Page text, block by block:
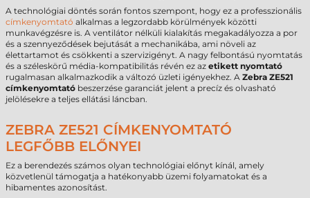
A technológiai döntés során fontos szempont, hogy ez a professzionális
címkenyomtató alkalmas a legzordabb körülmények közötti
munkavégzésre is. A ventilátor nélküli kialakítás megakadályozza a por
és a szennyeződések bejutását a mechanikába, ami növeli az
élettartamot és csökkenti a szervizigényt. A nagy felbontású nyomtatás
és a széleskörű média-kompatibilitás révén ez az etikett nyomtató
rugalmasan alkalmazkodik a változó üzleti igényekhez. A Zebra ZE521
címkenyomtató beszerzése garanciát jelent a precíz és olvasható
jelölésekre a teljes ellátási láncban.
ZEBRA ZE521 CÍMKENYOMTATÓ
LEGFŐBB ELŐNYEI
Ez a berendezés számos olyan technológiai előnyt kínál, amely
közvetlenül támogatja a hatékonyabb üzemi folyamatokat és a
hibamentes azonosítást.